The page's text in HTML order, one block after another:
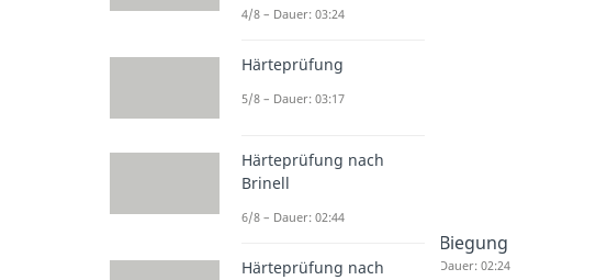
Biegung
Dauer: 02:24
4/8 – Dauer: 03:24
Härteprüfung
5/8 – Dauer: 03:17
Härteprüfung nach
Brinell
6/8 – Dauer: 02:44
Härteprüfung nach